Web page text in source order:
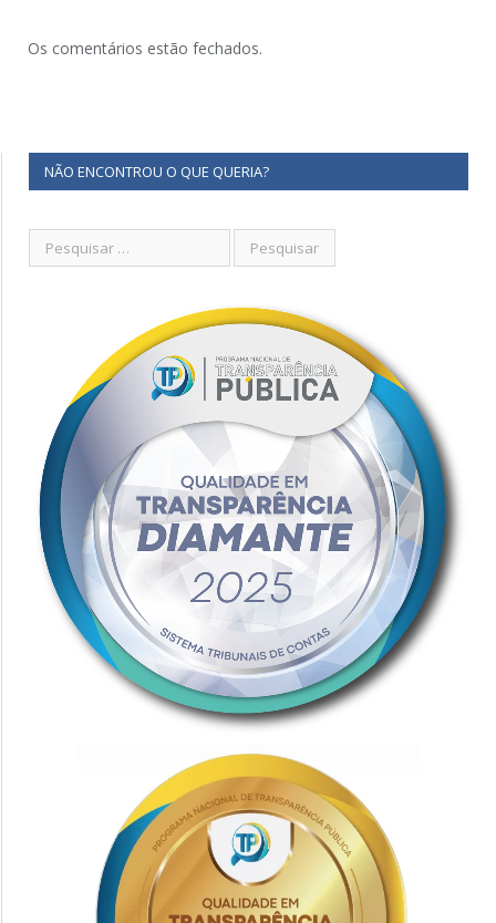
Os comentários estão fechados.
NÃO ENCONTROU O QUE QUERIA?